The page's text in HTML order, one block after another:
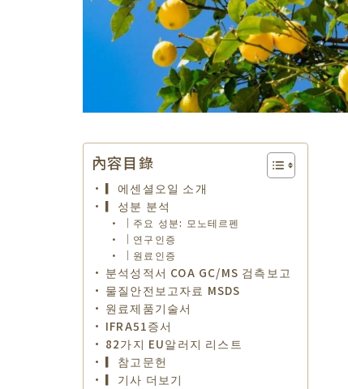
內容目錄
▎에센셜오일 소개
▎성분 분석
｜주요 성분: 모노테르펜
｜연구인증
｜원료인증
분석성적서 COA GC/MS 검측보고
물질안전보고자료 MSDS
원료제품기술서
IFRA51증서
82가지 EU알러지 리스트
▎참고문헌
▎기사 더보기